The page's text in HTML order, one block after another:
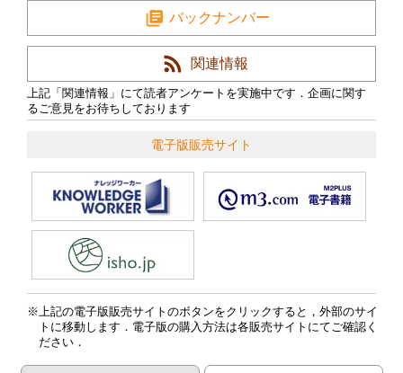
バックナンバー
関連情報
上記「関連情報」にて読者アンケートを実施中です．企画に関す
るご意見をお待ちしております
電子版販売サイト
上記の電子版販売サイトのボタンをクリックすると，外部のサイ
トに移動します．電子版の購入方法は各販売サイトにてご確認く
ださい．